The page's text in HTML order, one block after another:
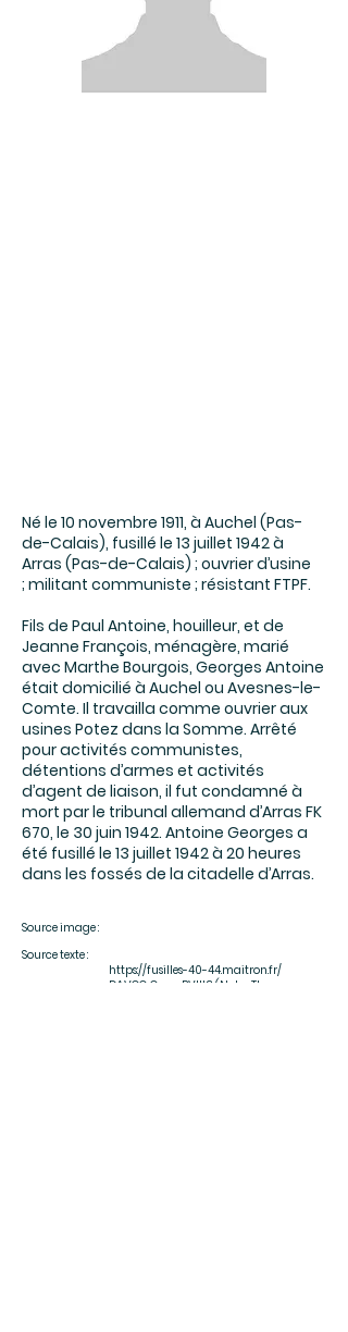
Né le 10 novembre 1911, à Auchel (Pas-
de-Calais), fusillé le 13 juillet 1942 à
Arras (Pas-de-Calais) ; ouvrier d’usine
; militant communiste ; résistant FTPF.
Fils de Paul Antoine, houilleur, et de
Jeanne François, ménagère, marié
avec Marthe Bourgois, Georges Antoine
était domicilié à Auchel ou Avesnes-le-
Comte. Il travailla comme ouvrier aux
usines Potez dans la Somme. Arrêté
pour activités communistes,
détentions d’armes et activités
d’agent de liaison, il fut condamné à
mort par le tribunal allemand d’Arras FK
670, le 30 juin 1942. Antoine Georges a
été fusillé le 13 juillet 1942 à 20 heures
dans les fossés de la citadelle d’Arras.
Source image :
Source texte :
https://fusilles-40-44.maitron.fr/
DAVCC, Caen, BVIII3 (Notes Thomas